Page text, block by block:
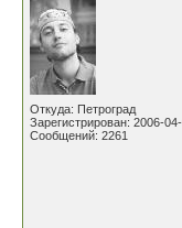
Откуда: Петроград
Зарегистрирован: 2006-
Сообщений: 2261